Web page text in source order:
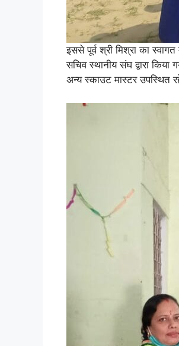
इससे पूर्व श्री मिश्रा का
सचिव स्थानीय संघ द्वारा
अन्य स्काउट मास्टर उपस्थित